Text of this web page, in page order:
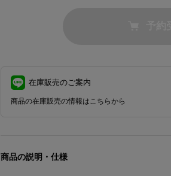
在庫販売のご案内
商品の在庫販売の情報はこちらから
商品の説明・仕様